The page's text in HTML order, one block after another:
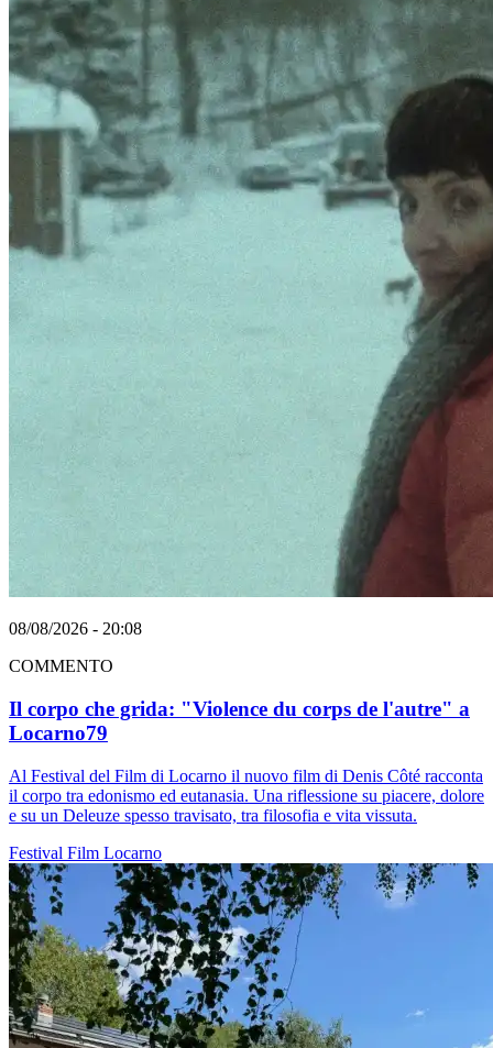
08/08/2026 - 20:08
COMMENTO
Il corpo che grida: "Violence du corps de l'autre" a
Locarno79
Al Festival del Film di Locarno il nuovo film di Denis Côté racconta
il corpo tra edonismo ed eutanasia. Una riflessione su piacere, dolore
e su un Deleuze spesso travisato, tra filosofia e vita vissuta.
Festival Film Locarno